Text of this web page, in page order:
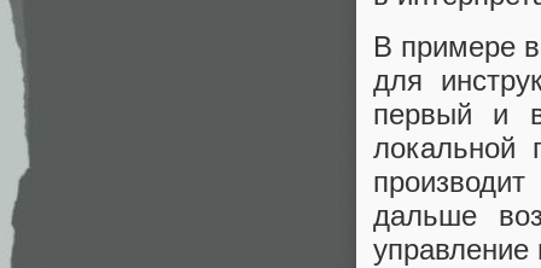
В примере
для
первый и
локальной
дальше